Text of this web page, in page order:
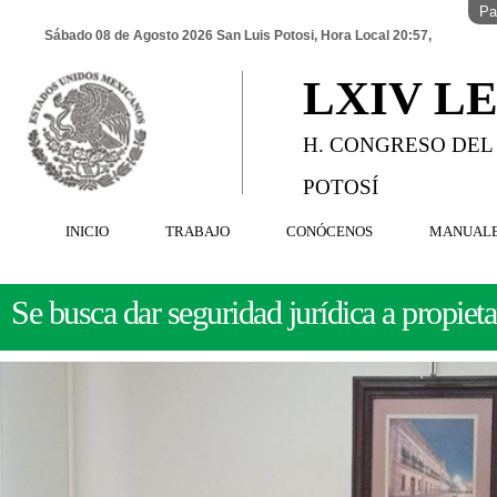
Sábado 08 de Agosto 2026 San Luis Potosi, Hora Local 20:57,
LXIV
H. CONGRESO
POTOSÍ
INICIO TRABAJO CONÓCENOS
Se busca dar seguridad jurídica a